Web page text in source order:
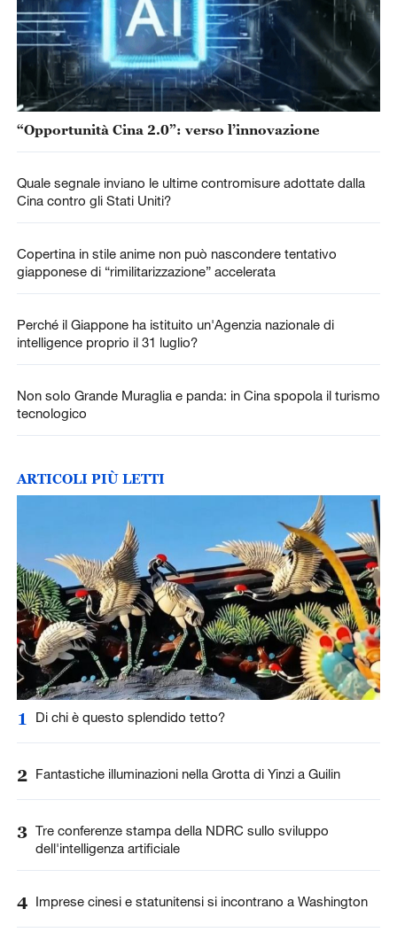
“Opportunità Cina 2.0”: verso l’innovazione
Quale segnale inviano le ultime contromisure adottate dalla
Cina contro gli Stati Uniti?
Copertina in stile anime non può nascondere tentativo
giapponese di “rimilitarizzazione” accelerata
Perché il Giappone ha istituito un'Agenzia nazionale di
intelligence proprio il 31 luglio?
Non solo Grande Muraglia e panda: in Cina spopola il turismo
tecnologico
ARTICOLI PIÙ LETTI
1 Di chi è questo splendido tetto?
2 Fantastiche illuminazioni nella Grotta di Yinzi a Guilin
3 Tre conferenze stampa della NDRC sullo sviluppo
dell'intelligenza artificiale
4 Imprese cinesi e statunitensi si incontrano a Washington